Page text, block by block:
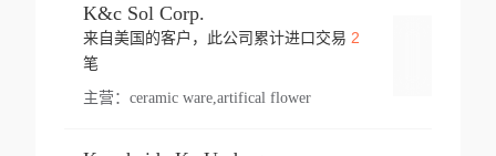
K&c Sol Corp.
来自美国的客户，此公司累计进口交易 2
笔
主营： ceramic ware,artifical flower